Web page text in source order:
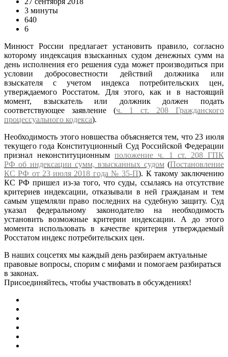
3 минуты
640
6
Минюст России предлагает установить правило, согласно
которому индексация взысканных судом денежных сумм на
день исполнения его решения суда может производиться при
условии добросовестности действий должника или
взыскателя с учетом индекса потребительских цен,
утверждаемого Росстатом. Для этого, как и в настоящий
момент, взыскатель или должник должен подать
соответствующее заявление (ч. 1 ст. 208 Гражданского
процессуального кодекса).
Необходимость этого новшества объясняется тем, что 23 июля
текущего года Конституционный Суд Российской Федерации
признал неконституционнымположение ч. 1 ст. 208 ГПК
РФ об индексации сумм, взысканных судом(Постановление
КС РФ от 23 июля 2018 года № 35-П). К такому заключению
КС РФ пришел из-за того, что суды, ссылаясь на отсутствие
критериев индексации, отказывали в ней гражданам и тем
самым ущемляли право последних на судебную защиту. Суд
указал федеральному законодателю на необходимость
установить возможные критерии индексации. А до этого
момента использовать в качестве критерия утверждаемый
Росстатом индекс потребительских цен.
В наших соцсетях мы каждый день разбираем актуальные
правовые вопросы, спорим с мифами и помогаем разбираться
в законах.
Присоединяйтесь, чтобы участвовать в обсуждениях!